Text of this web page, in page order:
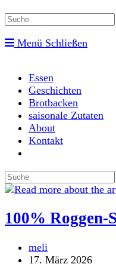
website
Menü Schließen
Essen
Geschichten
Brotbacken
saisonale Zutaten
About
Kontakt
search
100% Roggen-
Beitrags-
Autor:
meli
Beitrag
17. März 2026